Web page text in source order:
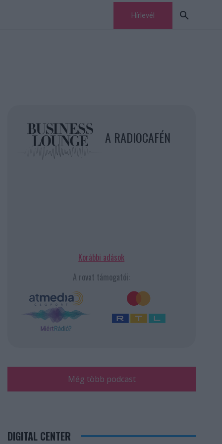
Hírlevél
A RADIOCAFÉN
Korábbi adások
A rovat támogatói:
Még több podcast
DIGITAL CENTER